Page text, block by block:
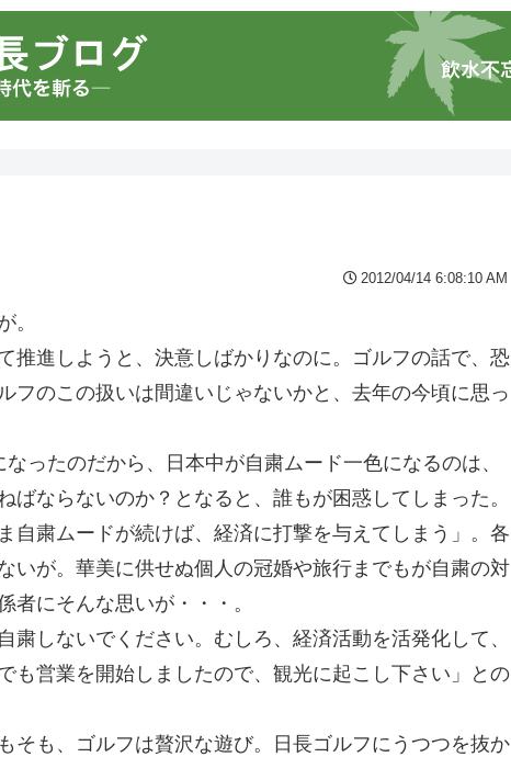
2012/04/14 6:08:10 AM
。
推進しようと、決意しばかりなのに。ゴルフの話で、恐
フのこの扱いは間違いじゃないかと、去年の今頃に思っ
ったのだから、日本中が自粛ムード一色になるのは、
ならないのか？となると、誰もが困惑してしまった。
自粛ムードが続けば、経済に打撃を与えてしまう」。各
いが。華美に供せぬ個人の冠婚や旅行までもが自粛の対
者にそんな思いが・・・。
しないでください。むしろ、経済活動を活発化して、
も営業を開始しましたので、観光に起こし下さい」との
そも、ゴルフは贅沢な遊び。日長ゴルフにうつつを抜か